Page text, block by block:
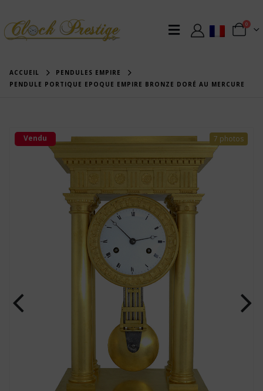
0
ACCUEIL
PENDULES EMPIRE
PENDULE PORTIQUE EPOQUE EMPIRE BRONZE DORÉ AU MERCURE
7 photos
Vendu